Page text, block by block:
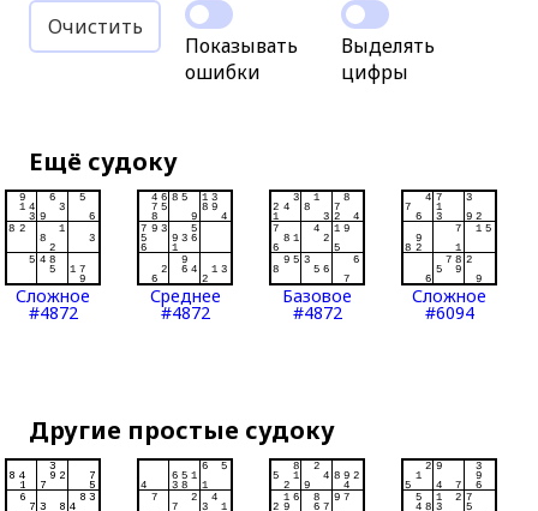
Очистить
Показывать
ошибки
Выделять
цифры
Ещё судоку
Сложное
#4872
Среднее
#4872
Базовое
#4872
Сложное
#6094
Другие простые судоку